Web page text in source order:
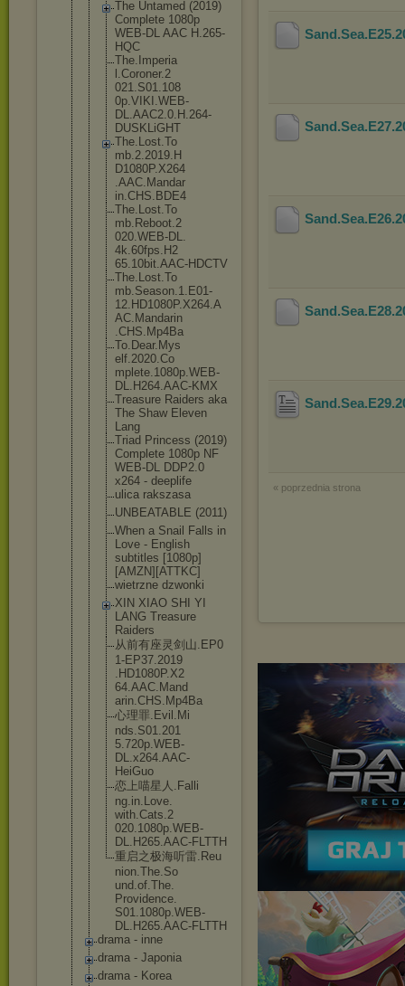
The Untamed (2019)
Complete 1080p
WEB-DL AAC H.265-
HQC
The.Imperia
l.Coroner.2
021.S01.108
0p.VIKI.WEB-
DL.AAC2.0. H.264-
DUSKLiGHT
The.Lost.To
mb.2.2019.H
D1080P.X264
.AAC.Mandar
in.CHS.BDE4
The.Lost.To
mb.Reboot.2
020.WEB-DL.
4k.60fps.H2
65.10bit.AAC-HDCTV
The.Lost.To
mb.Season.1.E01-
12.HD1080P.X264.A
AC.Mandarin
.CHS.Mp4Ba
To.Dear.Mys
elf.2020.Co
mplete.1080p.WEB-
DL.H264.AAC-KMX
Treasure Raiders aka
The Shaw Eleven
Lang
Triad Princess (2019)
Complete 1080p NF
WEB-DL DDP2.0
x264 - deeplife
ulica rakszasa
UNBEATABLE (2011)
When a Snail Falls in
Love - English
subtitles [1080p]
[AMZN][ATTKC]
wietrzne dzwonki
XIN XIAO SHI YI
LANG Treasure
Raiders
从前有座灵剑山.EP0
1-EP37.2019
.HD1080P.X2
64.AAC.Mand
arin.CHS.Mp4Ba
心理罪.Evil.Mi
nds.S01.201
5.720p.WEB-
DL.x264.AAC-
HeiGuo
恋上喵星人.Falli
ng.in.Love.
with.Cats.2
020.1080p.WEB-
DL.H265.AAC-FLTTH
重启之极海听雷.Reu
nion.The.So
und.of.The.
Providence.
S01.1080p.WEB-
DL.H265.AAC-FLTTH
drama - inne
drama - Japonia
drama - Korea
« poprzednia strona